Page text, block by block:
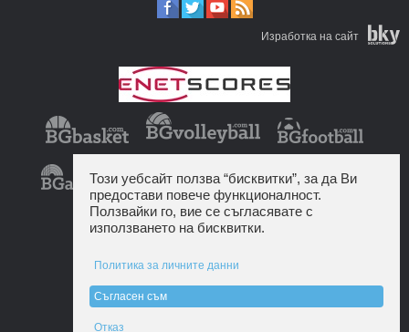
Изработка на сайт
Този уебсайт ползва “бисквитки”, за да Ви
предостави повече функционалност.
Ползвайки го, вие се съгласявате с
използването на бисквитки.
Политика за личните данни
Съгласен съм
Отказ